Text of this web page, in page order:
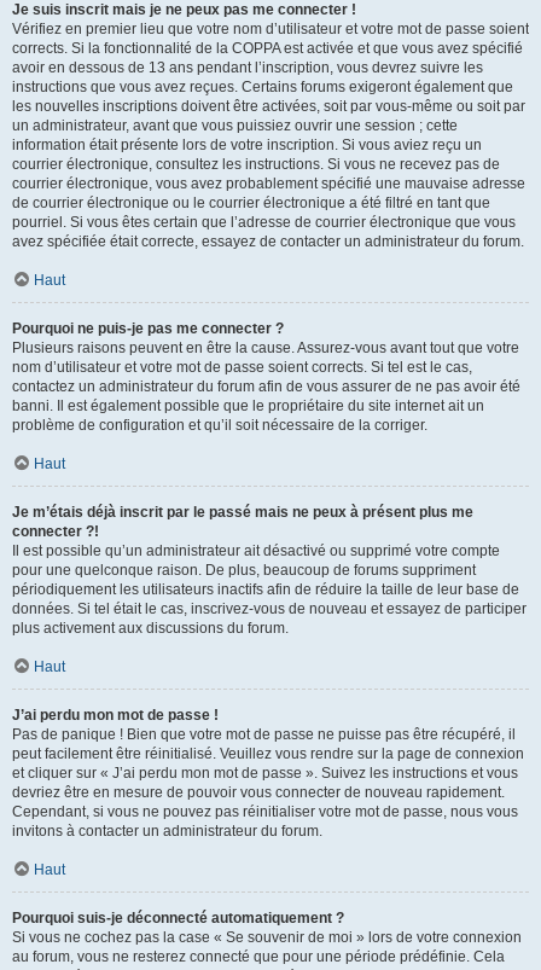
Je suis inscrit mais je ne peux pas me connecter !
Vérifiez en premier lieu que votre nom d’utilisateur et votre mot de passe soient
corrects. Si la fonctionnalité de la COPPA est activée et que vous avez spécifié
avoir en dessous de 13 ans pendant l’inscription, vous devrez suivre les
instructions que vous avez reçues. Certains forums exigeront également que
les nouvelles inscriptions doivent être activées, soit par vous-même ou soit par
un administrateur, avant que vous puissiez ouvrir une session ; cette
information était présente lors de votre inscription. Si vous aviez reçu un
courrier électronique, consultez les instructions. Si vous ne recevez pas de
courrier électronique, vous avez probablement spécifié une mauvaise adresse
de courrier électronique ou le courrier électronique a été filtré en tant que
pourriel. Si vous êtes certain que l’adresse de courrier électronique que vous
avez spécifiée était correcte, essayez de contacter un administrateur du forum.
Haut
Pourquoi ne puis-je pas me connecter ?
Plusieurs raisons peuvent en être la cause. Assurez-vous avant tout que votre
nom d’utilisateur et votre mot de passe soient corrects. Si tel est le cas,
contactez un administrateur du forum afin de vous assurer de ne pas avoir été
banni. Il est également possible que le propriétaire du site internet ait un
problème de configuration et qu’il soit nécessaire de la corriger.
Haut
Je m’étais déjà inscrit par le passé mais ne peux à présent plus me
connecter ?!
Il est possible qu’un administrateur ait désactivé ou supprimé votre compte
pour une quelconque raison. De plus, beaucoup de forums suppriment
périodiquement les utilisateurs inactifs afin de réduire la taille de leur base de
données. Si tel était le cas, inscrivez-vous de nouveau et essayez de participer
plus activement aux discussions du forum.
Haut
J’ai perdu mon mot de passe !
Pas de panique ! Bien que votre mot de passe ne puisse pas être récupéré, il
peut facilement être réinitialisé. Veuillez vous rendre sur la page de connexion
et cliquer sur « J’ai perdu mon mot de passe ». Suivez les instructions et vous
devriez être en mesure de pouvoir vous connecter de nouveau rapidement.
Cependant, si vous ne pouvez pas réinitialiser votre mot de passe, nous vous
invitons à contacter un administrateur du forum.
Haut
Pourquoi suis-je déconnecté automatiquement ?
Si vous ne cochez pas la case « Se souvenir de moi » lors de votre connexion
au forum, vous ne resterez connecté que pour une période prédéfinie. Cela